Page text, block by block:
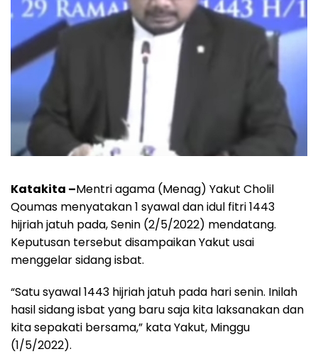
Katakita –Mentri agama (Menag) Yakut Cholil
Qoumas menyatakan 1 syawal dan idul fitri 1443
hijriah jatuh pada, Senin (2/5/2022) mendatang.
Keputusan tersebut disampaikan Yakut usai
menggelar sidang isbat.
“Satu syawal 1443 hijriah jatuh pada hari senin. Inilah
hasil sidang isbat yang baru saja kita laksanakan dan
kita sepakati bersama,” kata Yakut, Minggu
(1/5/2022).